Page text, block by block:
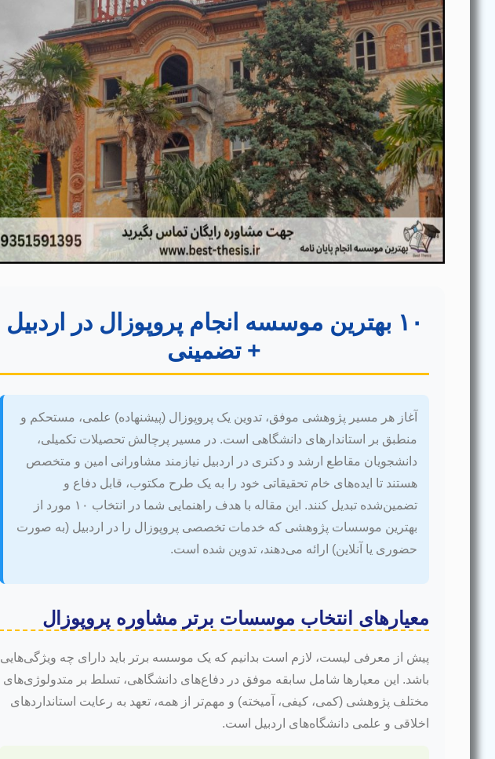
۱۰ بهترین موسسه انجام پروپوزال در اردبیل
+ تضمینی
آغاز هر مسیر پژوهشی موفق، تدوین یک پروپوزال (پیشنهاده) علمی، مستحکم و
منطبق بر استاندارهای دانشگاهی است. در مسیر پرچالش تحصیلات تکمیلی،
دانشجویان مقاطع ارشد و دکتری در اردبیل نیازمند مشاورانی امین و متخصص
هستند تا ایده‌های خام تحقیقاتی خود را به یک طرح مکتوب، قابل دفاع و
تضمین‌شده تبدیل کنند. این مقاله با هدف راهنمایی شما در انتخاب ۱۰ مورد از
بهترین موسسات پژوهشی که خدمات تخصصی پروپوزال را در اردبیل (به صورت
حضوری یا آنلاین) ارائه می‌دهند، تدوین شده است.
معیارهای انتخاب موسسات برتر مشاوره پروپوزال
پیش از معرفی لیست، لازم است بدانیم که یک موسسه برتر باید دارای چه ویژگی‌هایی
باشد. این معیارها شامل سابقه موفق در دفاع‌های دانشگاهی، تسلط بر متدولوژی‌های
مختلف پژوهشی (کمی، کیفی، آمیخته) و مهم‌تر از همه، تعهد به رعایت استانداردهای
اخلاقی و علمی دانشگاه‌های اردبیل است.